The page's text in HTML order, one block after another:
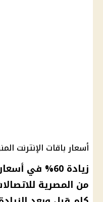
أسعار باقات الإنترنت
زيادة 60% في